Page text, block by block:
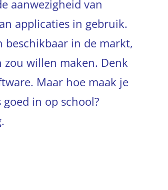
aanwezigheid van
applicaties in gebruik.
beschikbaar in de markt,
zou willen maken. Denk
Maar hoe maak je
in op school?